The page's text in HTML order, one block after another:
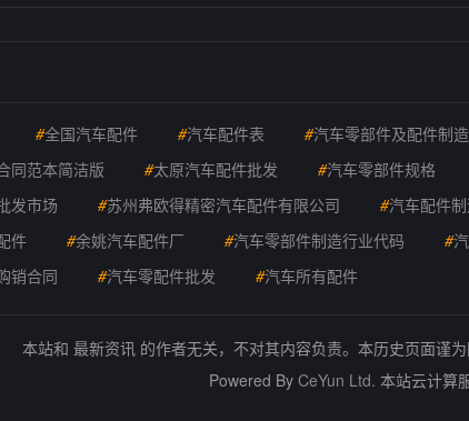
#全国汽车配件 #汽车配件表 #汽车零部件及配件制
同范本简洁版 #太原汽车配件批发 #汽车零部件规格
发市场 #苏州弗欧得精密汽车配件有限公司 #汽车配件
件 #余姚汽车配件厂 #汽车零部件制造行业代码 #
销合同 #汽车零配件批发 #汽车所有配件
本站和 最新资讯 的作者无关，不对其内容负责。本历史页面谨
Powered By CeYun Ltd. 本站云计算